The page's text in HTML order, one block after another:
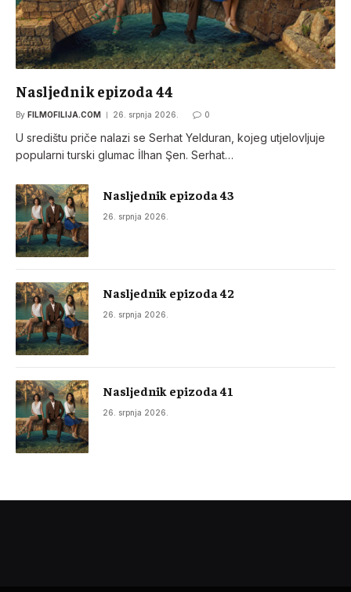
Nasljednik epizoda 44
By FILMOFILIJA.COM 26. srpnja 2026. 0
U središtu priče nalazi se Serhat Yelduran, kojeg utjelovljuje
popularni turski glumac İlhan Şen. Serhat…
Nasljednik epizoda 43
26. srpnja 2026.
Nasljednik epizoda 42
26. srpnja 2026.
Nasljednik epizoda 41
26. srpnja 2026.